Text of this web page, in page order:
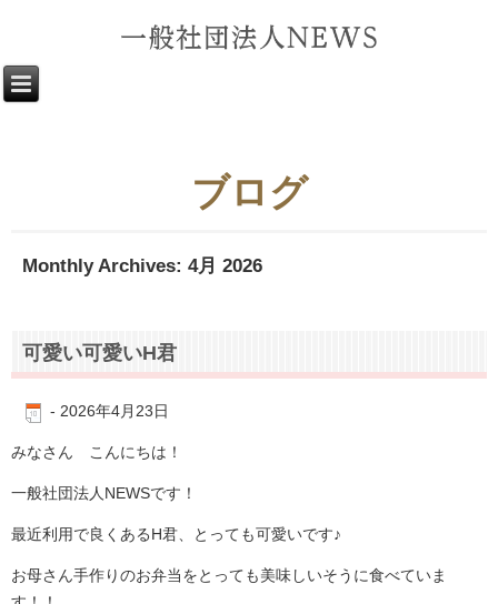
ブログ
Monthly Archives: 4月 2026
可愛い可愛いH君
- 2026年4月23日
みなさん こんにちは！
一般社団法人NEWSです！
最近利用で良くあるH君、とっても可愛いです♪
お母さん手作りのお弁当をとっても美味しいそうに食べていま